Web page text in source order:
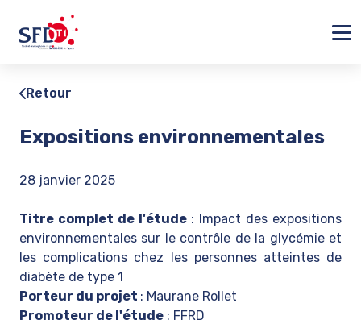
Retour
Expositions environnementales
28 janvier 2025
Titre complet de l'étude: Impact des expositions
environnementales sur le contrôle de la glycémie et
les complications chez les personnes atteintes de
diabète de type 1
Porteur du projet : Maurane Rollet
Promoteur de l'étude : FFRD